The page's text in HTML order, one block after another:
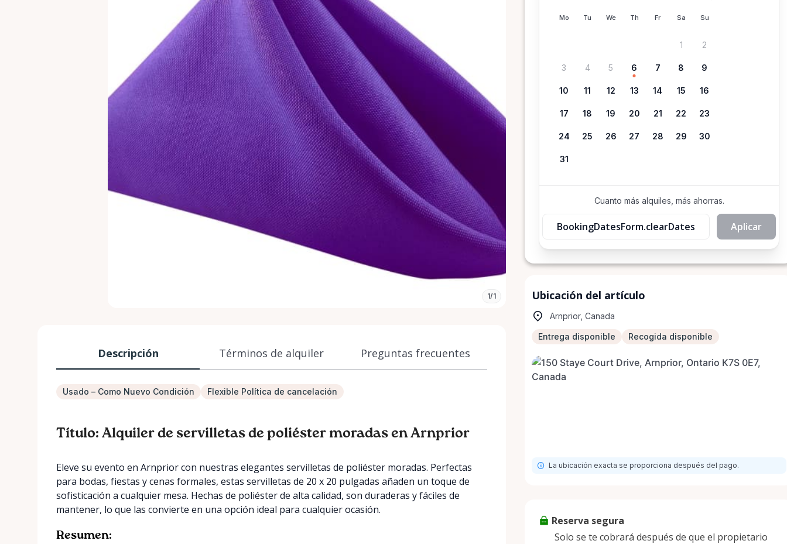
1/1
Descripción Términos de alquiler Preguntas frecuentes
Usado – Como Nuevo Condición Flexible Política de cancelación
Título: Alquiler de servilletas de poliéster moradas en Arnprior
Eleve su evento en Arnprior con nuestras elegantes servilletas de poliéster moradas. Perfectas
para bodas, fiestas y cenas formales, estas servilletas de 20 x 20 pulgadas añaden un toque de
sofisticación a cualquier mesa. Hechas de poliéster de alta calidad, son duraderas y fáciles de
mantener, lo que las convierte en una opción ideal para cualquier ocasión.
Resumen:
Mo Tu We Th Fr Sa Su
1 2
3 4 5 6 7 8 9
10 11 12 13 14 15 16
17 18 19 20 21 22 23
24 25 26 27 28 29 30
31
Cuanto más alquiles, más ahorras.
BookingDatesForm.clearDates Aplicar
Ubicación del artículo
Arnprior, Canada
Entrega disponible Recogida disponible
La ubicación exacta se proporciona después del pago.
Reserva segura
Solo se te cobrará después de que el propietario